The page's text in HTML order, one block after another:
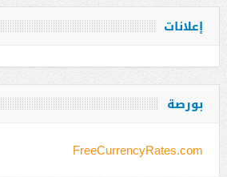
إعلانات
بورصة
FreeCurrencyRates.com